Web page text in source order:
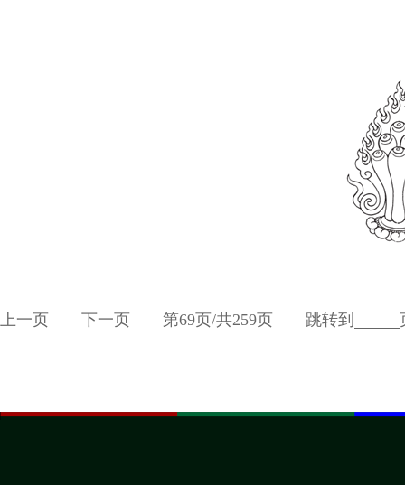
上一页 下一页 第69页/共259页 跳转到